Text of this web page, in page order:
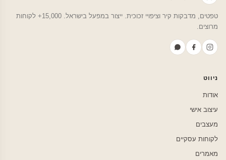
טפטים, מדבקות קיר וציפויי זכוכית. ייצור במפעל בישראל. 15,000+ לקוחות
מרוצים.
ניווט
אודות
עיצוב אישי
מעצבים
לקוחות עסקיים
מאמרים